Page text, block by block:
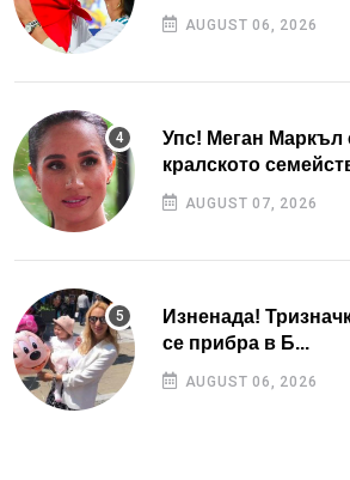
AUGUST 06, 2026
Упс! Меган Маркъл
кралското
AUGUST 07, 2026
Изненада!
се прибра в Б...
AUGUST 06, 2026